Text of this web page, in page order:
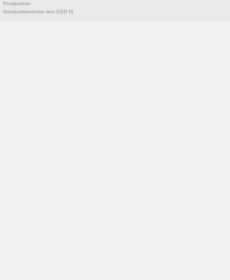
Postpartner
Gebäudeinventar laut EED III